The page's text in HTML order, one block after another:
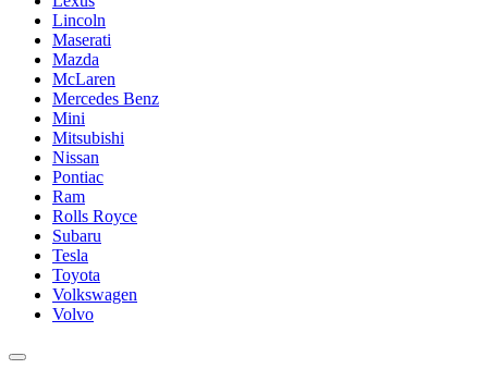
Lincoln
Maserati
Mazda
McLaren
Mercedes Benz
Mini
Mitsubishi
Nissan
Pontiac
Ram
Rolls Royce
Subaru
Tesla
Toyota
Volkswagen
Volvo